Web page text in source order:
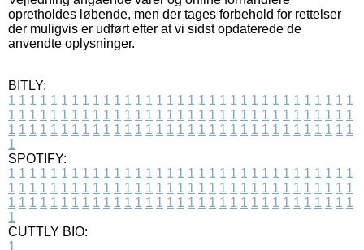
opretholdes løbende, men der tages forbehold for rettelser
der muligvis er udført efter at vi sidst opdaterede de
anvendte oplysninger.
BITLY:
1 1 1 1 1 1 1 1 1 1 1 1 1 1 1 1 1 1 1 1 1 1 1 1 1 1 1 1 1 1 1 1 1
1 1 1 1 1 1 1 1 1 1 1 1 1 1 1 1 1 1 1 1 1 1 1 1 1 1 1 1 1 1 1 1 1
1 1 1 1 1 1 1 1 1 1 1 1 1 1 1 1 1 1 1 1 1 1 1 1 1 1 1 1 1 1 1 1 1
1
SPOTIFY:
1 1 1 1 1 1 1 1 1 1 1 1 1 1 1 1 1 1 1 1 1 1 1 1 1 1 1 1 1 1 1 1 1
1 1 1 1 1 1 1 1 1 1 1 1 1 1 1 1 1 1 1 1 1 1 1 1 1 1 1 1 1 1 1 1 1
1 1 1 1 1 1 1 1 1 1 1 1 1 1 1 1 1 1 1 1 1 1 1 1 1 1 1 1 1 1 1 1 1
1
CUTTLY BIO:
1